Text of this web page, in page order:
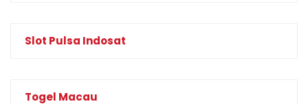
Slot Pulsa Indosat
Togel Macau